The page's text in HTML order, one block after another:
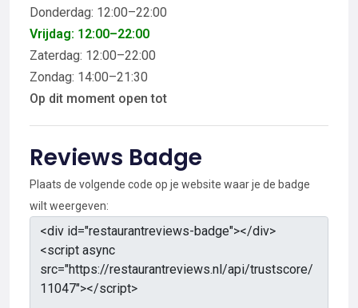
Donderdag: 12:00–22:00
Vrijdag: 12:00–22:00
Zaterdag: 12:00–22:00
Zondag: 14:00–21:30
Op dit moment open tot
Reviews Badge
Plaats de volgende code op je website waar je de badge
wilt weergeven: